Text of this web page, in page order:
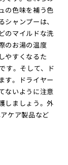
の色味を補う色
ャンプーは、
のマイルドな洗
のお湯の温度
やすくなるた
す。そして、ド
す。ドライヤー
ないように注意
しましょう。外
ケア製品など